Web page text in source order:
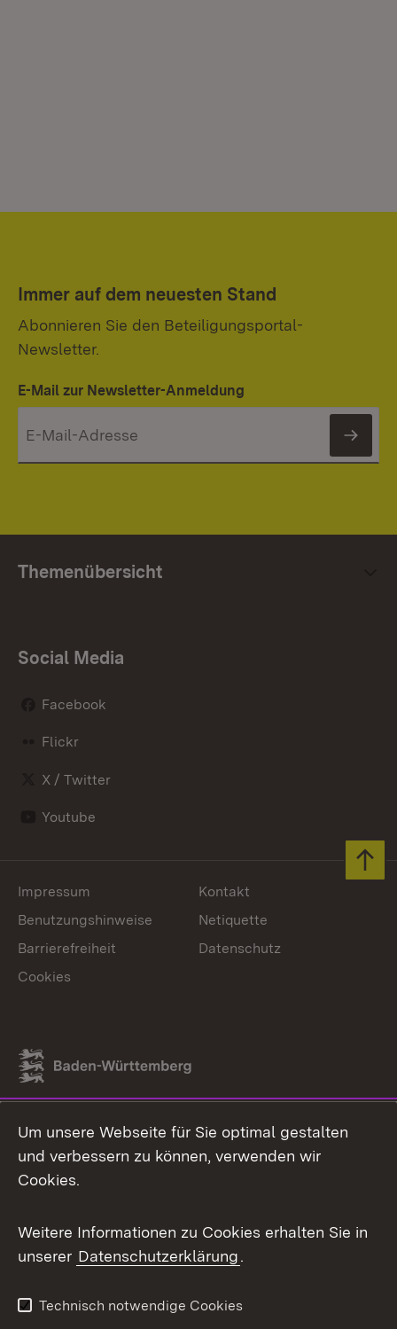
Immer auf dem neuesten Stand
Abonnieren Sie den Beteiligungsportal-
Newsletter.
E-Mail zur Newsletter-Anmeldung
Themenübersicht
Social Media
Facebook
Flickr
X / Twitter
Youtube
Link zum Landesportal
Impressum
Kontakt
Benutzungshinweise
Netiquette
Barrierefreiheit
Datenschutz
Cookies
Um unsere Webseite für Sie optimal gestalten
und verbessern zu können, verwenden wir
Cookies.
Weitere Informationen zu Cookies erhalten Sie in
unserer Datenschutzerklärung.
Technisch notwendige Cookies